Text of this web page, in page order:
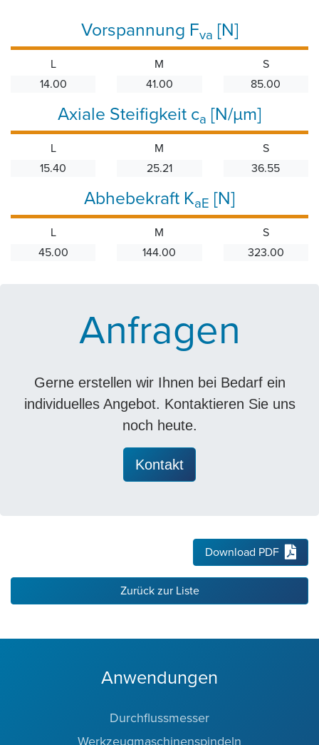
Vorspannung Fva [N]
L
14.00
M
41.00
S
85.00
Axiale Steifigkeit ca [N/µm]
L
15.40
M
25.21
S
36.55
Abhebekraft KaE [N]
L
45.00
M
144.00
S
323.00
Anfragen
Gerne erstellen wir Ihnen bei Bedarf ein
individuelles Angebot. Kontaktieren Sie uns
noch heute.
Kontakt
Download PDF
Zurück zur Liste
Anwendungen
Durchflussmesser
Werkzeugmaschinenspindeln